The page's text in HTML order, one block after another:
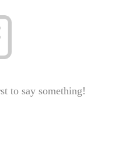
to say something!